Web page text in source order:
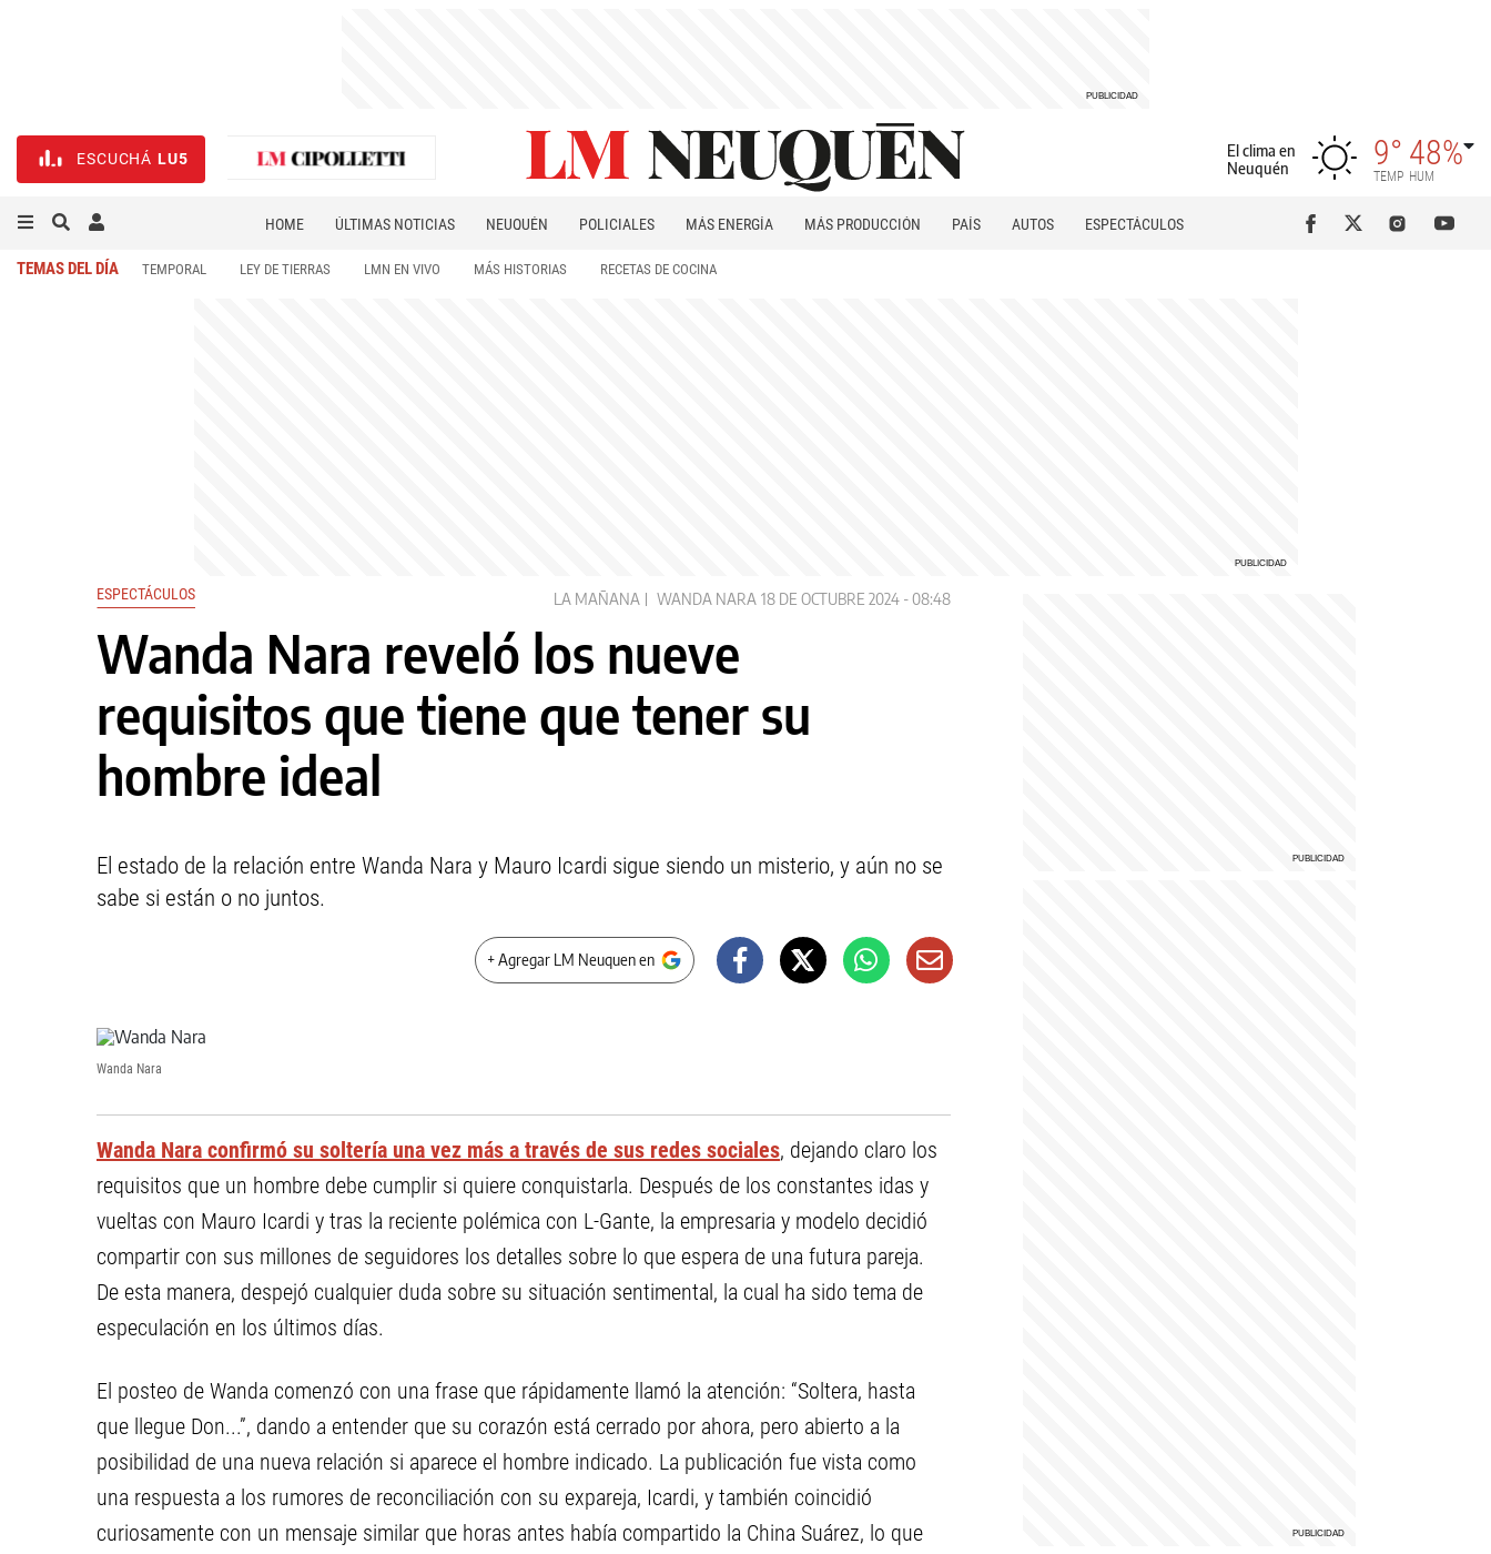
ESCUCHÁ LU5
El clima en
Neuquén
9°
TEMP
48%
HUM
HOME ÚLTIMAS NOTICIAS NEUQUÉN POLICIALES MÁS ENERGÍA MÁS PRODUCCIÓN PAÍS AUTOS
ESPECTÁCULOS
TEMAS DEL DÍA TEMPORAL LEY DE TIERRAS LMN EN VIVO MÁS HISTORIAS RECETAS DE COCINA
ESPECTÁCULOS LA MAÑANA WANDA NARA 18 DE OCTUBRE 2024 - 08:48
Wanda Nara reveló los nueve
requisitos que tiene que tener su
hombre ideal
El estado de la relación entre Wanda Nara y Mauro Icardi sigue siendo un misterio, y aún no se
sabe si están o no juntos.
+ Agregar LM Neuquen en
Wanda Nara
Wanda Nara confirmó su soltería una vez más a través de sus redes sociales, dejando claro los
requisitos que un hombre debe cumplir si quiere conquistarla. Después de los constantes idas y
vueltas con Mauro Icardi y tras la reciente polémica con L-Gante, la empresaria y modelo decidió
compartir con sus millones de seguidores los detalles sobre lo que espera de una futura pareja.
De esta manera, despejó cualquier duda sobre su situación sentimental, la cual ha sido tema de
especulación en los últimos días.
El posteo de Wanda comenzó con una frase que rápidamente llamó la atención: “Soltera, hasta
que llegue Don...”, dando a entender que su corazón está cerrado por ahora, pero abierto a la
posibilidad de una nueva relación si aparece el hombre indicado. La publicación fue vista como
una respuesta a los rumores de reconciliación con su expareja, Icardi, y también coincidió
curiosamente con un mensaje similar que horas antes había compartido la China Suárez, lo que